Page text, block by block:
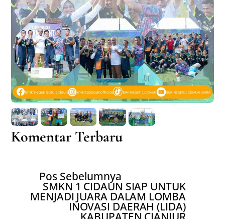
Komentar Terbaru
Pos Sebelumnya
SMKN 1 CIDAUN SIAP UNTUK
MENJADI JUARA DALAM LOMBA
INOVASI DAERAH (LIDA)